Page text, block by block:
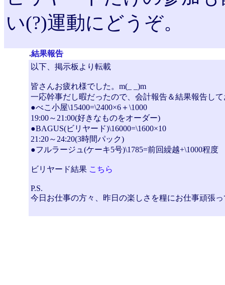
い(?)運動にどうぞ。
.結果報告
以下、掲示板より転載
皆さんお疲れ様でした。m(_ _)m
一応幹事だし暇だったので、会計報告＆結果報告し
●べこ小屋\15400=\2400×6＋\1000
19:00～21:00(好きなものをオーダー)
●BAGUS(ビリヤード)\16000=\1600×10
21:20～24:20(3時間パック)
●フルラージュ(ケーキ5号)\1785=前回繰越+\1000程度
ビリヤード結果 こちら
P.S.
今日お仕事の方々、昨日の楽しさを糧にお仕事頑張